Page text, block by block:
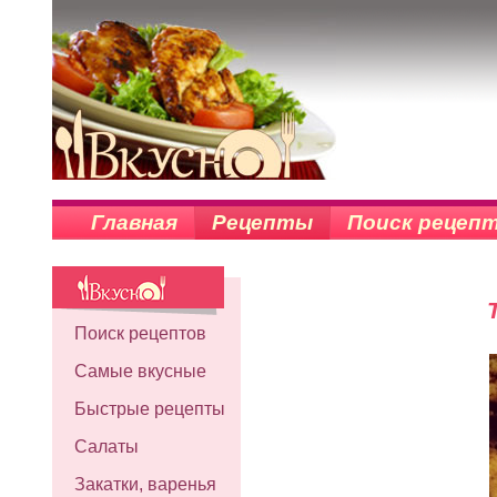
Главная Рецепты Поиск
Поиск рецептов
Самые вкусные
Быстрые рецепты
Салаты
Закатки, варенья